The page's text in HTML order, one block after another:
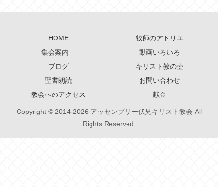
HOME
牧師のアトリエ
集会案内
動画いろいろ
ブログ
キリスト教の壺
聖書朗読
お問い合わせ
教会へのアクセス
献金
Copyright © 2014-2026 アッセンブリー伏見キリスト教会 All
Rights Reserved.